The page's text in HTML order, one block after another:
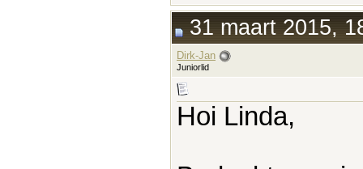
31 maart 2015,
Dirk-Jan
Juniorlid
Hoi Linda,